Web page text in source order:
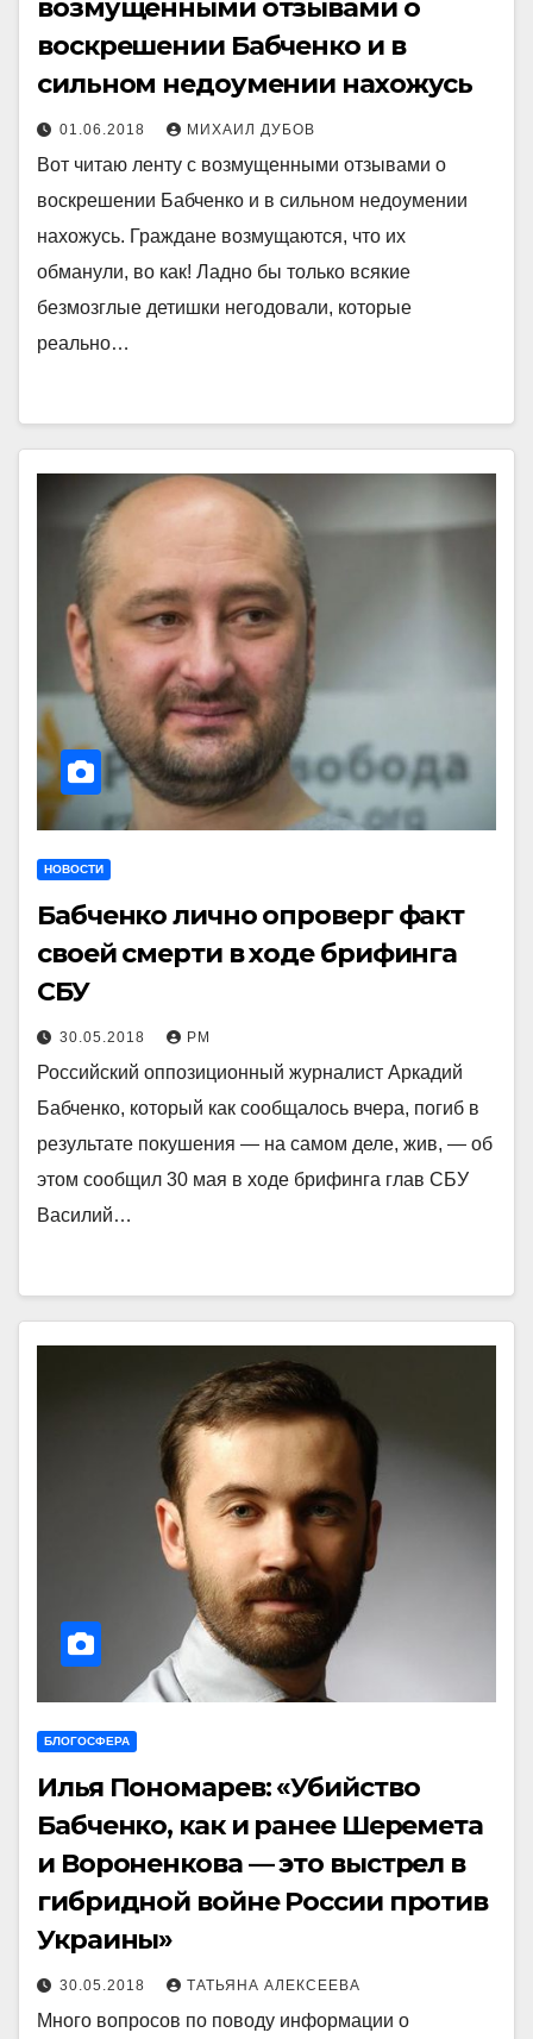
возмущенными отзывами о
воскрешении Бабченко и в
сильном недоумении нахожусь
01.06.2018 МИХАИЛ ДУБОВ
Вот читаю ленту с возмущенными отзывами о
воскрешении Бабченко и в сильном недоумении
нахожусь. Граждане возмущаются, что их
обманули, во как! Ладно бы только всякие
безмозглые детишки негодовали, которые
реально…
НОВОСТИ
Бабченко лично опроверг факт
своей смерти в ходе брифинга
СБУ
30.05.2018 РМ
Российский оппозиционный журналист Аркадий
Бабченко, который как сообщалось вчера, погиб в
результате покушения — на самом деле, жив, — об
этом сообщил 30 мая в ходе брифинга глав СБУ
Василий…
БЛОГОСФЕРА
Илья Пономарев: «Убийство
Бабченко, как и ранее Шеремета
и Вороненкова — это выстрел в
гибридной войне России против
Украины»
30.05.2018 ТАТЬЯНА АЛЕКСЕЕВА
Много вопросов по поводу информации о